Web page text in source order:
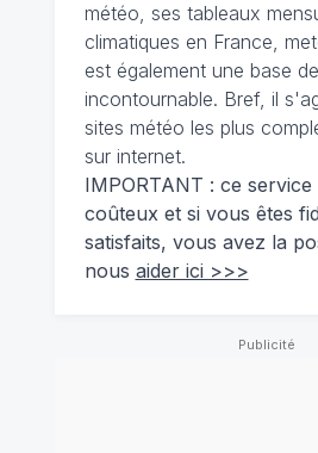
météo, ses tableaux
climatiques en France,
est également une base
incontournable. Bref, il
sites météo les plus
sur internet.
IMPORTANT : ce
coûteux et si vous êtes
satisfaits, vous avez la
nous aider ici >>>